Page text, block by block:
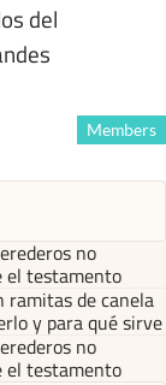
del
Members
no
el testamento
ramitas de canela
y para qué sirve
no
el testamento